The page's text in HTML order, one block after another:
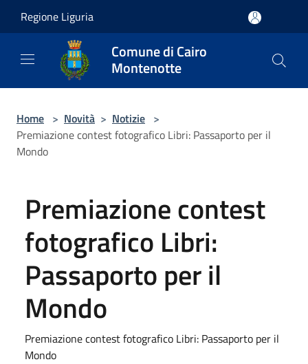
Regione Liguria
Comune di Cairo
Montenotte
Home > Novità > Notizie >
Premiazione contest fotografico Libri: Passaporto per il
Mondo
Premiazione contest
fotografico Libri:
Passaporto per il
Mondo
Premiazione contest fotografico Libri: Passaporto per il
Mondo